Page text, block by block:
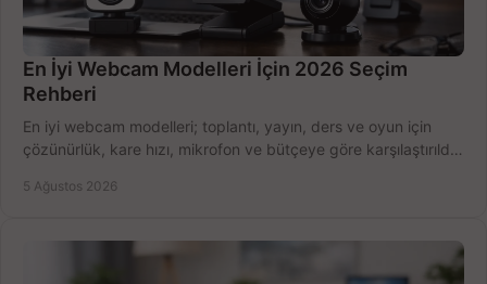
En İyi Webcam Modelleri İçin 2026 Seçim
Rehberi
En iyi webcam modelleri; toplantı, yayın, ders ve oyun için
çözünürlük, kare hızı, mikrofon ve bütçeye göre karşılaştırıldı.
5 Ağustos 2026